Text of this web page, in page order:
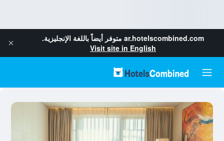
ar.hotelscombined.com متوفر أيضاً باللغة الإنجليزية.
Visit site in English